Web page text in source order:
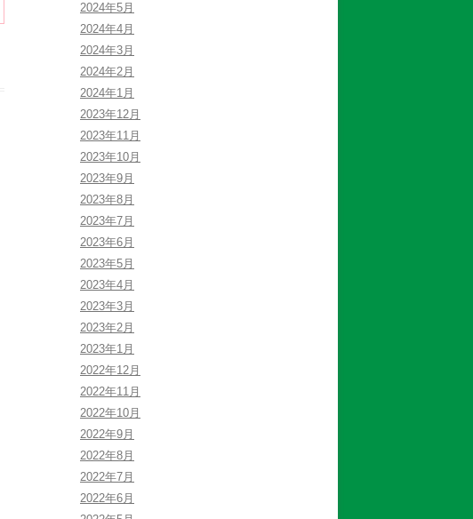
2024年5月
2024年4月
2024年3月
2024年2月
2024年1月
2023年12月
2023年11月
2023年10月
2023年9月
2023年8月
2023年7月
2023年6月
2023年5月
2023年4月
2023年3月
2023年2月
2023年1月
2022年12月
2022年11月
2022年10月
2022年9月
2022年8月
2022年7月
2022年6月